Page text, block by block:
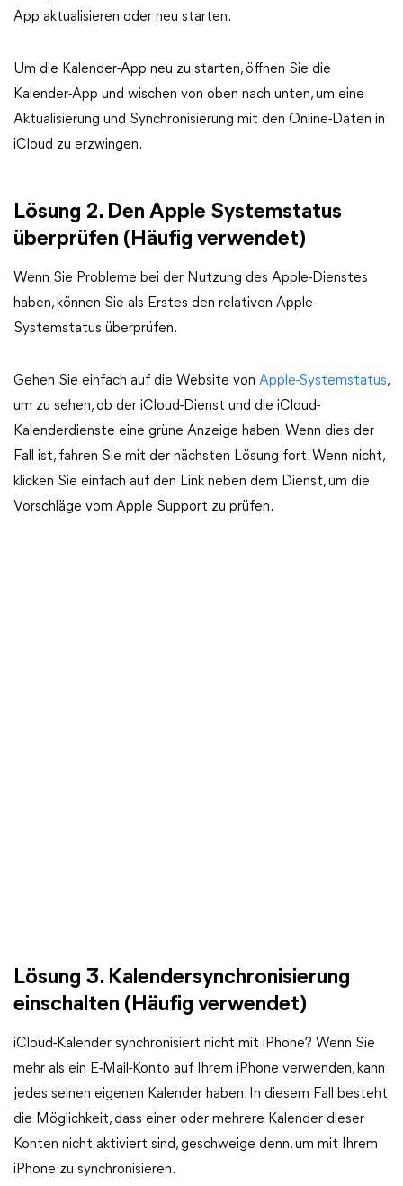
App aktualisieren oder neu starten.
Um die Kalender-App neu zu starten, öffnen Sie die
Kalender-App und wischen von oben nach unten, um eine
Aktualisierung und Synchronisierung mit den Online-Daten in
iCloud zu erzwingen.
Lösung 2. Den Apple Systemstatus
überprüfen (Häufig verwendet)
Wenn Sie Probleme bei der Nutzung des Apple-Dienstes
haben, können Sie als Erstes den relativen Apple-
Systemstatus überprüfen.
Gehen Sie einfach auf die Website von Apple-Systemstatus,
um zu sehen, ob der iCloud-Dienst und die iCloud-
Kalenderdienste eine grüne Anzeige haben. Wenn dies der
Fall ist, fahren Sie mit der nächsten Lösung fort. Wenn nicht,
klicken Sie einfach auf den Link neben dem Dienst, um die
Vorschläge vom Apple Support zu prüfen.
Lösung 3. Kalendersynchronisierung
einschalten (Häufig verwendet)
iCloud-Kalender synchronisiert nicht mit iPhone? Wenn Sie
mehr als ein E-Mail-Konto auf Ihrem iPhone verwenden, kann
jedes seinen eigenen Kalender haben. In diesem Fall besteht
die Möglichkeit, dass einer oder mehrere Kalender dieser
Konten nicht aktiviert sind, geschweige denn, um mit Ihrem
iPhone zu synchronisieren.